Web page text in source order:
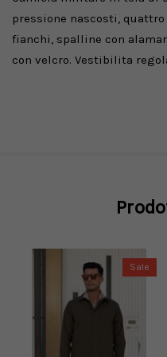
pressione nascosti,
fianchi, spalline con
con velcro. Vestibilita
Sale